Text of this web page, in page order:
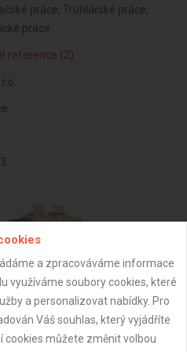
práce, Truhlářské práce,
práce
reference (2)
a zpracováváme informace
využíváme soubory cookies, které
a personalizovat nabídky. Pro
Váš souhlas, který vyjádříte
cookies můžete změnit volbou